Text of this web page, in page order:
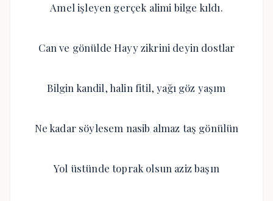
Amel işleyen gerçek alimi bilge kıldı.
Can ve gönülde Hayy zikrini deyin dostlar
Bilgin kandil, halin fitil, yağı göz yaşım
Ne kadar söylesem nasib almaz taş gönülün
Yol üstünde toprak olsun aziz başın